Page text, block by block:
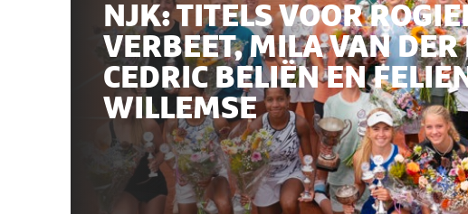
NJK: TITELS VOOR
VERBEET, MILA VAN DER
CEDRIC BELIËN EN
WILLEMSE